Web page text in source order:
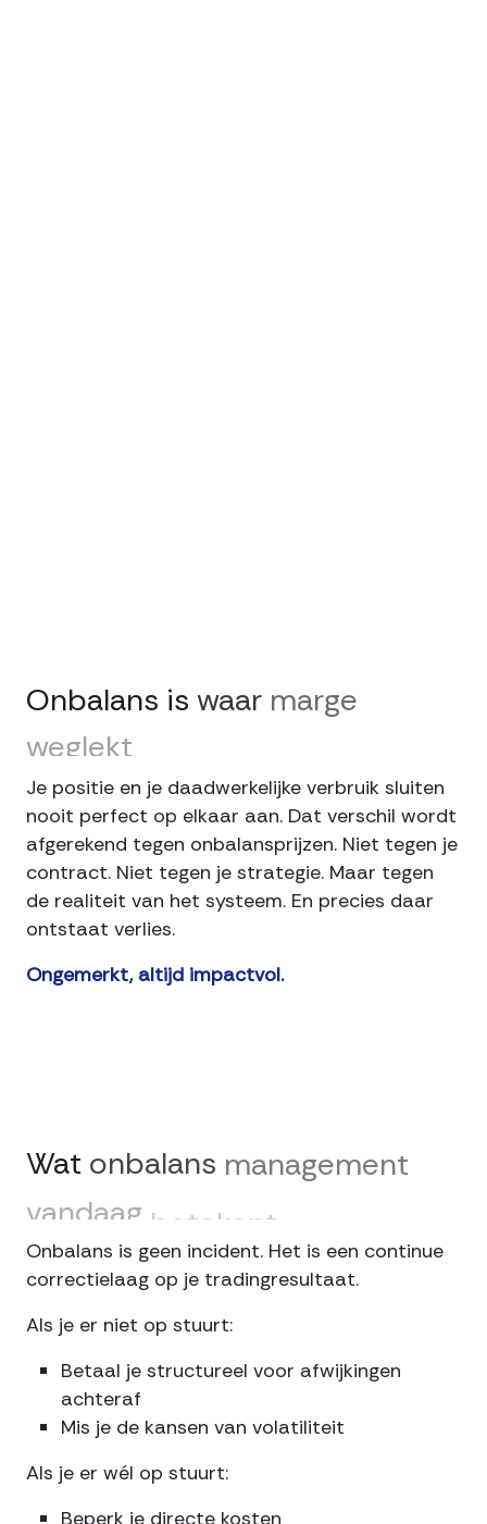
Onbalans is waar marge
weglekt
Je positie en je daadwerkelijke verbruik sluiten
nooit perfect op elkaar aan. Dat verschil wordt
afgerekend tegen onbalansprijzen. Niet tegen je
contract. Niet tegen je strategie. Maar tegen
de realiteit van het systeem. En precies daar
ontstaat verlies.
Ongemerkt, altijd impactvol.
Wat onbalans management
vandaag betekent
Onbalans is geen incident. Het is een continue
correctielaag op je tradingresultaat.
Als je er niet op stuurt:
Betaal je structureel voor afwijkingen
achteraf
Mis je de kansen van volatiliteit
Als je er wél op stuurt:
Beperk je directe kosten